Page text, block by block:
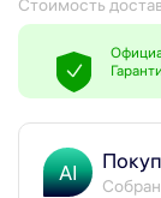
Стоимость
AI